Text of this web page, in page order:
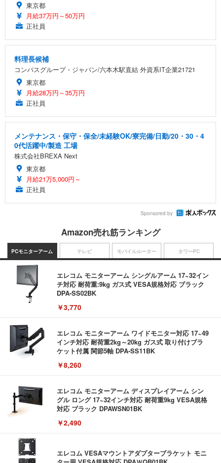
東京都
月給37万円～50万円
正社員
料理長候補
コンパスグループ・ジャパン/六本木駅直結 外資系IT企業21721
東京都
月給28万円～35万円
正社員
メンテナンス・保守・保全/未経験OK/寮完備/日勤/20・30・4
0代活躍中/製造 工場
株式会社BREXA Next
東京都
月給21万5,000円～
正社員
Sponsored by
Amazon売れ筋ランキング
PCモニターアーム
エレコム モニターアーム シングルアーム 17~32イン
チ対応 耐荷重:9kg ガス式 VESA規格対応 ブラック
DPA-SS02BK
￥3,770
エレコム モニターアーム ワイドモニター対応 17~49
インチ対応 耐荷重2kg～20kg ガス式 取り付けブラ
ケット付属 関節5軸 DPA-SS11BK
￥8,260
エレコム モニターアーム ディスプレイアーム シン
グル ロング 17~32インチ対応 耐荷重9kg VESA規格
対応 ブラック DPAWSN01BK
￥2,490
エレコム VESAマウントアダプターブラケット モニ
テレビ モバイルルーター タワーPC